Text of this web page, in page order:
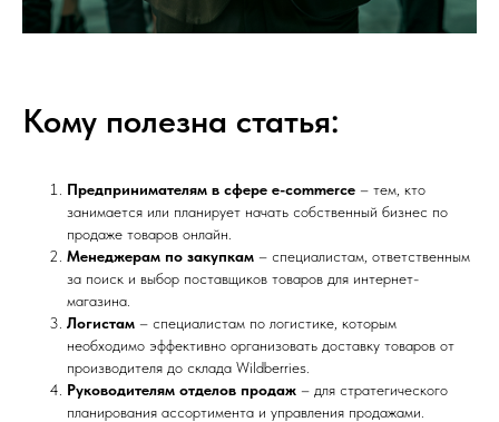
Кому полезна статья:
Предпринимателям в сфере e-commerce – тем, кто
занимается или планирует начать собственный бизнес по
продаже товаров онлайн.
Менеджерам по закупкам – специалистам, ответственным
за поиск и выбор поставщиков товаров для интернет-
магазина.
Логистам – специалистам по логистике, которым
необходимо эффективно организовать доставку товаров от
производителя до склада Wildberries.
Руководителям отделов продаж – для стратегического
планирования ассортимента и управления продажами.